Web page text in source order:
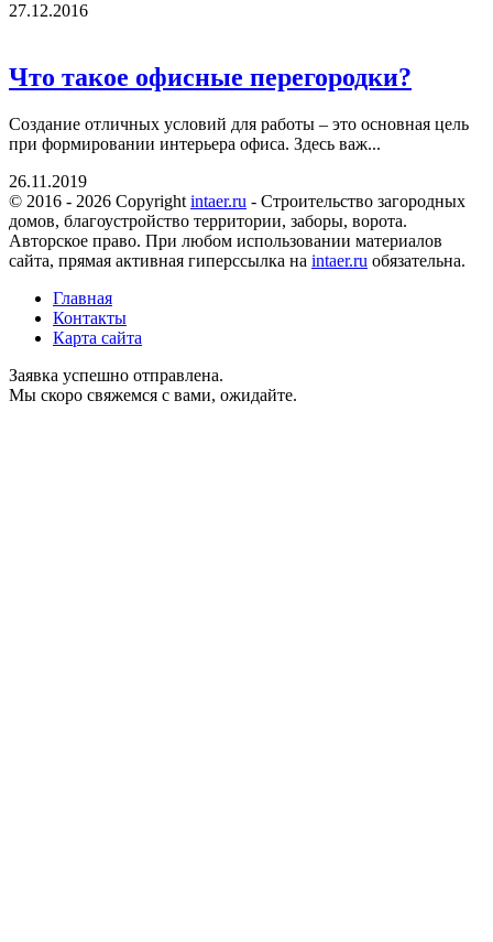
27.12.2016
Что такое офисные перегородки?
Создание отличных условий для работы – это основная цель
при формировании интерьера офиса. Здесь важ...
26.11.2019
© 2016 - 2026 Copyright intaer.ru - Cтроительство загородных
домов, благоустройство территории, заборы, ворота.
Авторское право. При любом использовании материалов
сайта, прямая активная гиперссылка на intaer.ru обязательна.
Главная
Контакты
Карта сайта
Заявка успешно отправлена.
Мы скоро свяжемся с вами, ожидайте.